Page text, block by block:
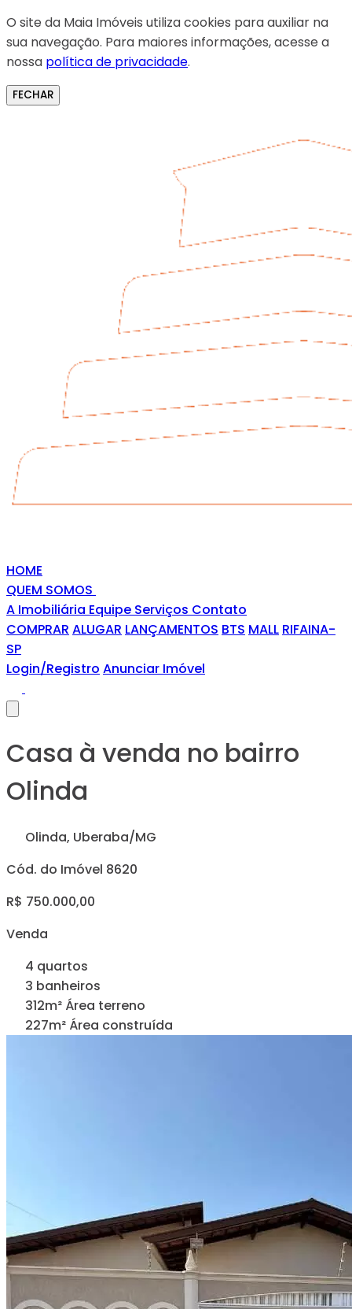
O site da Maia Imóveis utiliza cookies para auxiliar na
sua navegação. Para maiores informações, acesse a
nossa política de privacidade.
FECHAR
HOME
QUEM SOMOS
A Imobiliária Equipe Serviços Contato
COMPRAR ALUGAR LANÇAMENTOS BTS MALL RIFAINA-
SP
Login/Registro Anunciar Imóvel
Casa à venda no bairro
Olinda
Olinda, Uberaba/MG
Cód. do Imóvel 8620
R$ 750.000,00
Venda
4 quartos
3 banheiros
312m² Área terreno
227m² Área construída